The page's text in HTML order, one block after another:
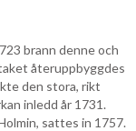
brann denne och
återuppbyggdes
den stora, rikt
inledd år 1731.
sattes in 1757.